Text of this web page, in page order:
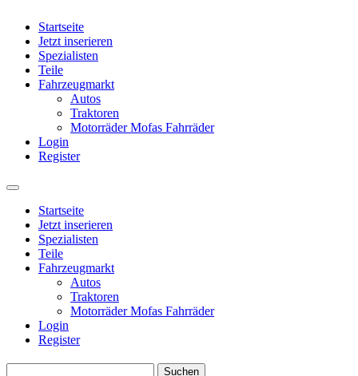
Startseite
Jetzt inserieren
Spezialisten
Teile
Fahrzeugmarkt
Autos
Traktoren
Motorräder Mofas Fahrräder
Login
Register
Startseite
Jetzt inserieren
Spezialisten
Teile
Fahrzeugmarkt
Autos
Traktoren
Motorräder Mofas Fahrräder
Login
Register